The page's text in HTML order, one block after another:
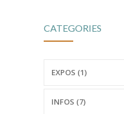
-- Stages Adultes
Tarifs
Inscription
CATEGORIES
EXPOS (1)
INFOS (7)